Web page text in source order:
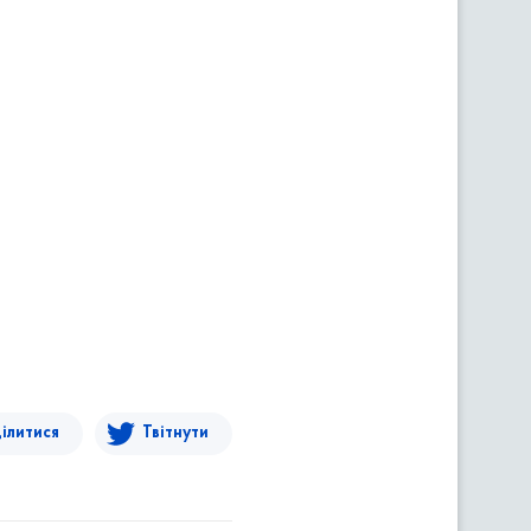
Твітнути